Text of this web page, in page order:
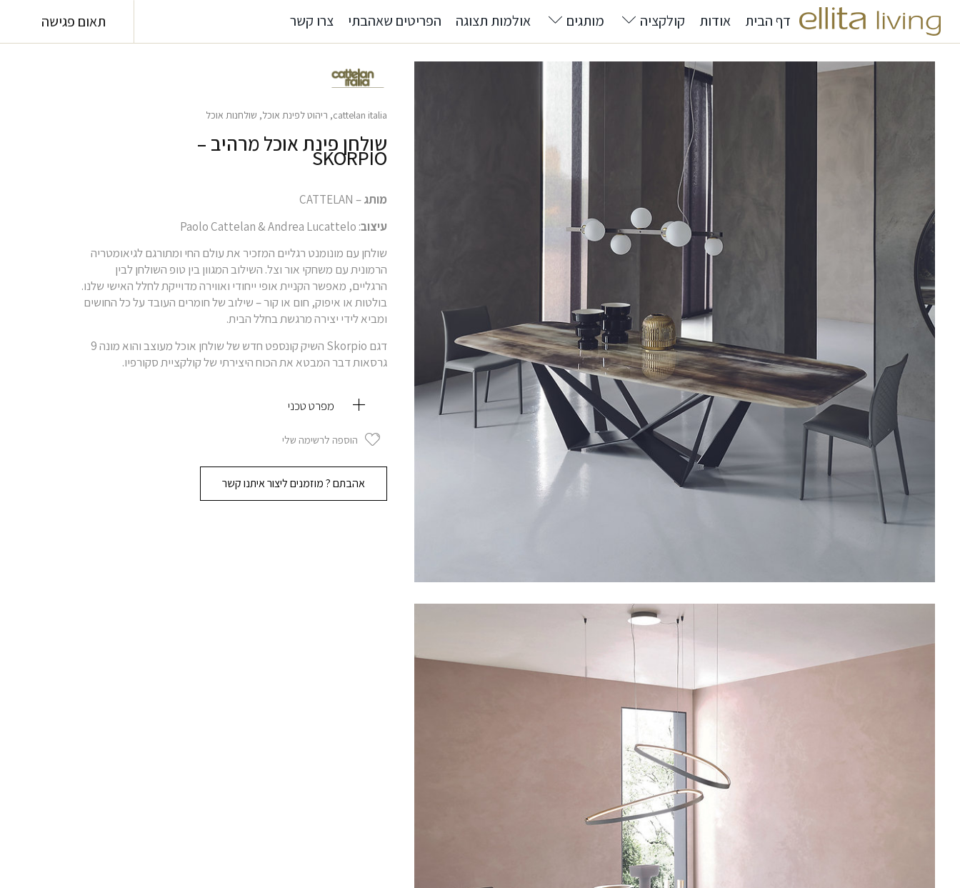
דף הבית אודות קולקציה מותגים אולמות תצוגה הפריטים שאהבתי צרו קשר תאום פגישה
cattelan italia
, ריהוט לפינת אוכל, שולחנות אוכל
שולחן פינת אוכל מרהיב –
SKORPIO
מותג– CATTELAN
עיצוב: Paolo Cattelan & Andrea Lucattelo
שולחן עם מונומנט רגליים המזכיר את עולם החי ומתורגם לגיאומטריה
הרמונית עם משחקי אור וצל. השילוב המגוון בין טופ השולחן לבין
הרגליים, מאפשר הקניית אופי ייחודי ואווירה מדוייקת לחלל האישי שלנו.
בולטות או איפוק, חום או קור – שילוב של חומרים העובד על כל החושים
ומביא לידי יצירה מרגשת בחלל הבית.
דגם Skorpio השיק קונספט חדש של שולחן אוכל מעוצב והוא מונה 9
גרסאות דבר המבטא את הכוח היצירתי של קולקציית סקורפיו.
מפרט טכני
הוספה לרשימה שלי
אהבתם ? מוזמנים ליצור איתנו קשר